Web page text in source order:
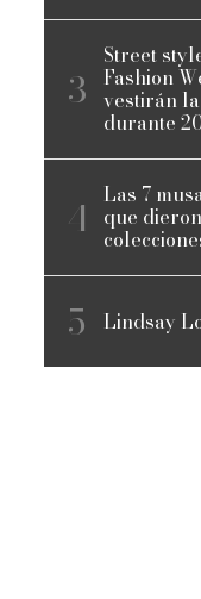
Street
Fashion
vestirán
durante
Las 7
que
Lindsay